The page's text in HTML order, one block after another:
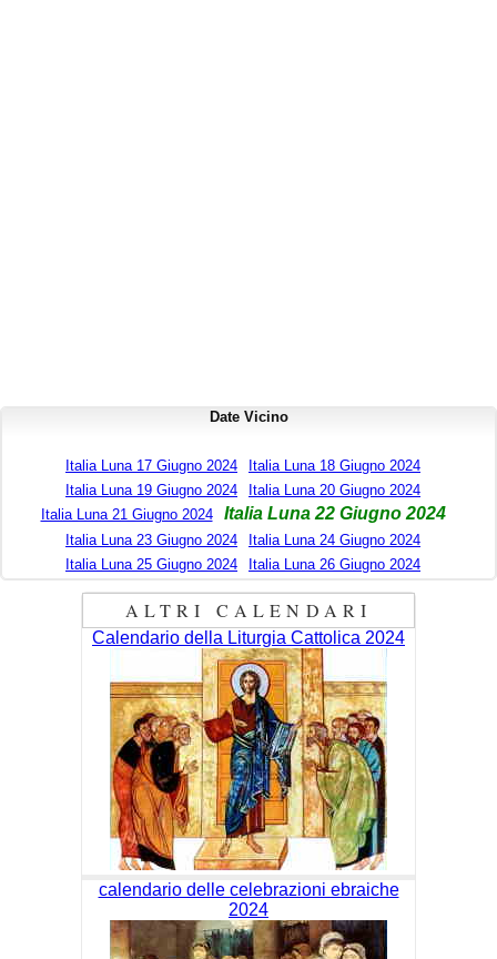
Date Vicino
Italia Luna 17 Giugno 2024
Italia Luna 18 Giugno 2024
Italia Luna 19 Giugno 2024
Italia Luna 20 Giugno 2024
Italia Luna 21 Giugno 2024
Italia Luna 22 Giugno 2024
Italia Luna 23 Giugno 2024
Italia Luna 24 Giugno 2024
Italia Luna 25 Giugno 2024
Italia Luna 26 Giugno 2024
ALTRI CALENDARI
Calendario della Liturgia Cattolica 2024
calendario delle celebrazioni ebraiche
2024